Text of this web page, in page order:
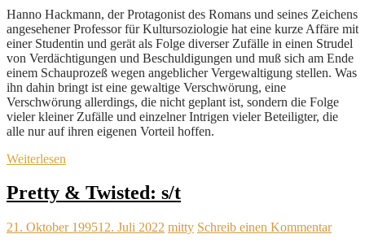
Hanno Hackmann, der Protagonist des Romans und seines Zeichens
angesehener Professor für Kultursoziologie hat eine kurze Affäre mit
einer Studentin und gerät als Folge diverser Zufälle in einen Strudel
von Verdächtigungen und Beschuldigungen und muß sich am Ende
einem Schauprozeß wegen angeblicher Vergewaltigung stellen. Was
ihn dahin bringt ist eine gewaltige Verschwörung, eine
Verschwörung allerdings, die nicht geplant ist, sondern die Folge
vieler kleiner Zufälle und einzelner Intrigen vieler Beteiligter, die
alle nur auf ihren eigenen Vorteil hoffen.
Weiterlesen
Pretty & Twisted: s/t
21. Oktober 199512. Juli 2022 mitty Schreib einen Kommentar